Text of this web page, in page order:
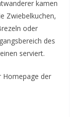
kamen
Zwiebelkuchen,
oder
des
serviert.
Homepage der